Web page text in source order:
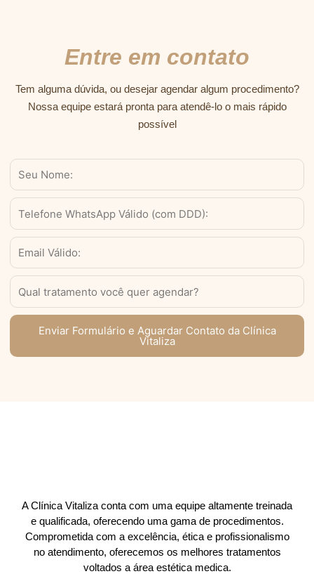
Entre em contato
Tem alguma dúvida, ou desejar agendar algum procedimento?
Nossa equipe estará pronta para atendê-lo o mais rápido
possível
Nome
WhatsApp
Válido
(com
DDD)
Email
Serviço
Enviar Formulário e Aguardar Contato da Clínica
Vitaliza
A Clínica Vitaliza conta com uma equipe altamente treinada
e qualificada, oferecendo uma gama de procedimentos.
Comprometida com a excelência, ética e profissionalismo
no atendimento, oferecemos os melhores tratamentos
voltados a área estética medica.